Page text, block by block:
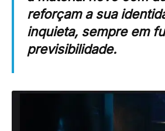
reforçam a sua
inquieta, sempre em
previsibilidade.